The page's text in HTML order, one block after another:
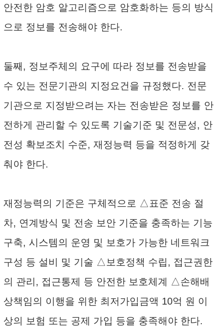
안전한 암호 알고리즘으로 암호화하는 등의 방식
으로 정보를 전송해야 한다.
둘째, 정보주체의 요구에 따라 정보를 전송받을
수 있는 전문기관의 지정요건을 규정했다. 전문
기관으로 지정받으려는 자는 전송받은 정보를 안
전하게 관리할 수 있도록 기술기준 및 전문성, 안
전성 확보조치 수준, 재정능력 등을 적정하게 갖
춰야 한다.
재정능력의 기준은 구체적으로 △표준 전송 절
차, 연계방식 및 전송 보안 기준을 충족하는 기능
구축, 시스템의 운영 및 보호가 가능한 네트워크
구성 등 설비 및 기술 △보호정책 수립, 접근권한
의 관리, 접근통제 등 안전한 보호체계 △손해배
상책임의 이행을 위한 최저가입금액 10억 원 이
상의 보험 또는 공제 가입 등을 충족해야 한다.